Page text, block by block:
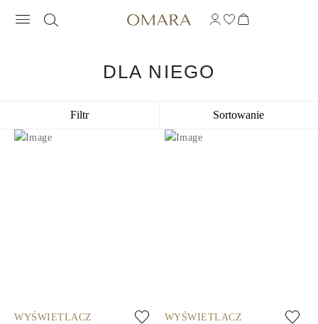
DLA NIEGO
Filtr Sortowanie
WYŚWIETLACZ WYŚWIETLACZ